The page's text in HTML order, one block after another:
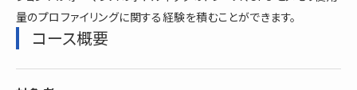
量のプロファイリングに関する経験を積むことができます。
コース概要